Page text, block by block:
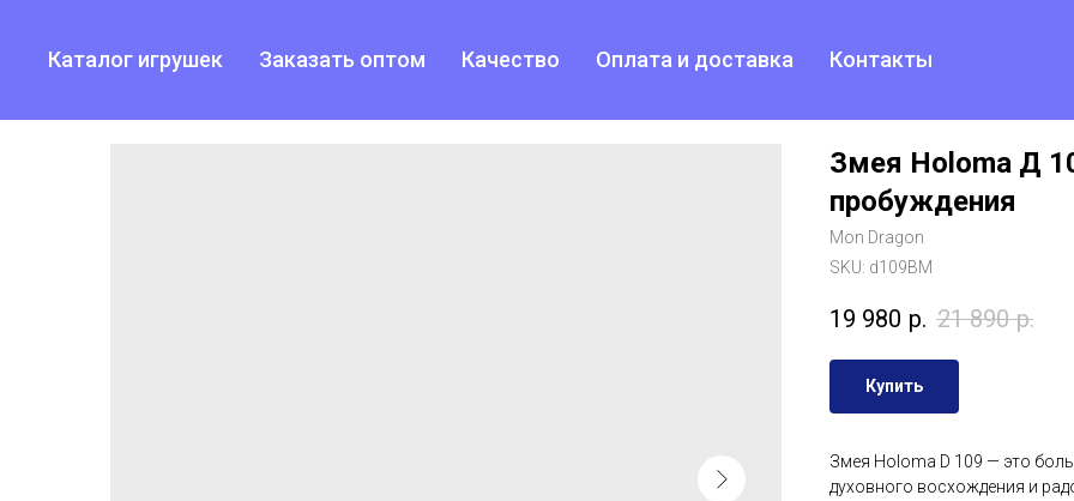
Каталог игрушек Заказать оптом Качество Оплата и доставка Контакты
Змея Holoma Д
пробуждения
Mon Dragon
SKU: d109BM
19 980 р. 21 890 р.
Купить
Змея Holoma D 109 — это
духовного восхождения и